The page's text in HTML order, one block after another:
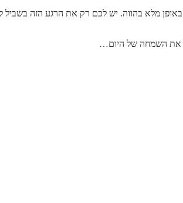
באופן מלא בהווה. יש לכם רק את הרגע הזה
את השמחה של היום…